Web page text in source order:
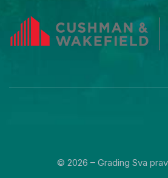
© 2026 – Grading Sva